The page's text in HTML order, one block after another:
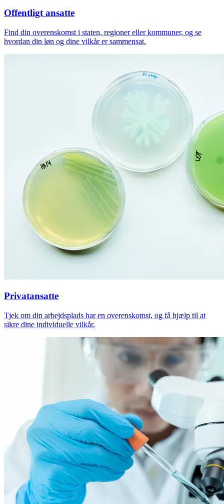
Offentligt ansatte
Find din overenskomst i staten, regioner eller kommuner, og se
hvordan din løn og dine vilkår er sammensat.
Privatansatte
Tjek om din arbejdsplads har en overenskomst, og få hjælp til at
sikre dine individuelle vilkår.